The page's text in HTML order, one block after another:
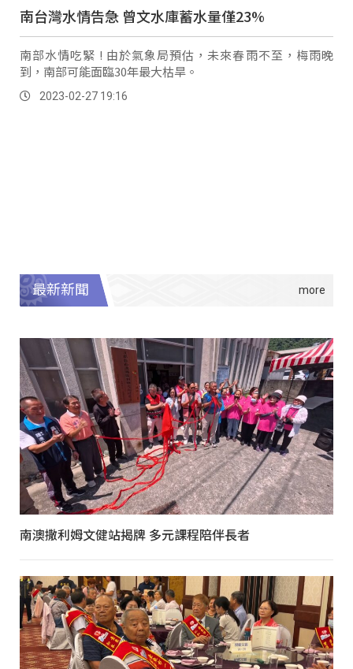
南台灣水情告急 曾文水庫蓄水量僅23%
南部水情吃緊 ! 由於氣象局預估，未來春雨不至，梅雨晚
到，南部可能面臨30年最大枯旱。
2023-02-27 19:16
最新新聞
南澳撒利姆文健站揭牌 多元課程陪伴長者